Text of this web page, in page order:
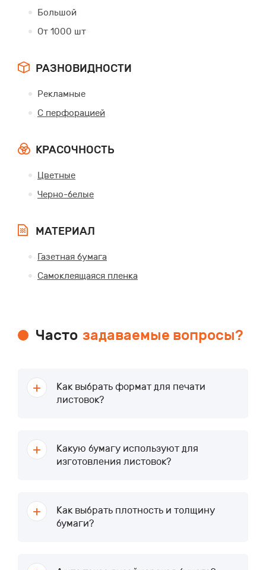
Большой
От 1000 шт
РАЗНОВИДНОСТИ
Рекламные
С перфорацией
КРАСОЧНОСТЬ
Цветные
Черно-белые
МАТЕРИАЛ
Газетная бумага
Самоклеящаяся пленка
Часто задаваемые вопросы?
Как выбрать формат для печати
листовок?
Какую бумагу используют для
изготовления листовок?
Как выбрать плотность и толщину
бумаги?